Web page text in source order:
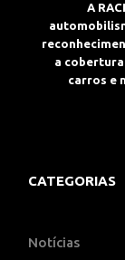
A
a
carros e
CATEGORIAS
Notícias